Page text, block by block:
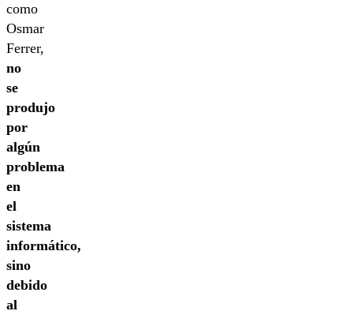
como
Osmar
Ferrer,
no
se
produjo
por
algún
problema
en
el
sistema
informático,
sino
debido
al